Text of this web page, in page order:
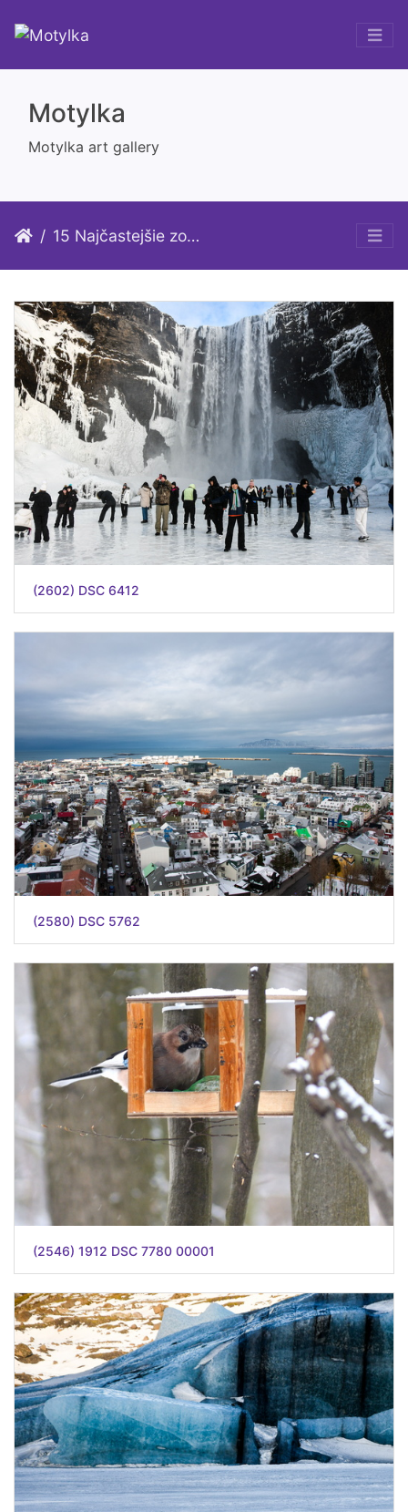
Motylka
Motylka art gallery
15 Najčastejšie zobrazované
(2602) DSC 6412
(2580) DSC 5762
(2546) 1912 DSC 7780 00001